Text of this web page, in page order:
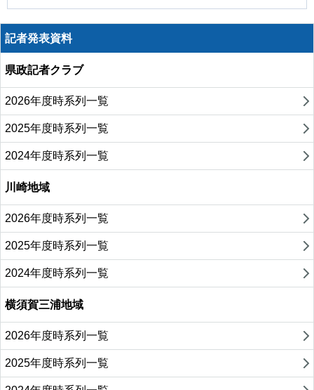
記者発表資料
県政記者クラブ
2026年度時系列一覧
2025年度時系列一覧
2024年度時系列一覧
川崎地域
2026年度時系列一覧
2025年度時系列一覧
2024年度時系列一覧
横須賀三浦地域
2026年度時系列一覧
2025年度時系列一覧